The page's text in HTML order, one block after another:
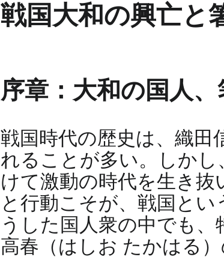
戦国大和の興亡と
序章：大和の国人
戦国時代の歴史は、織田
れることが多い。しか
けて激動の時代を生き
と行動こそが、戦国と
うした国人衆の中でも
高春（はしお たかはる